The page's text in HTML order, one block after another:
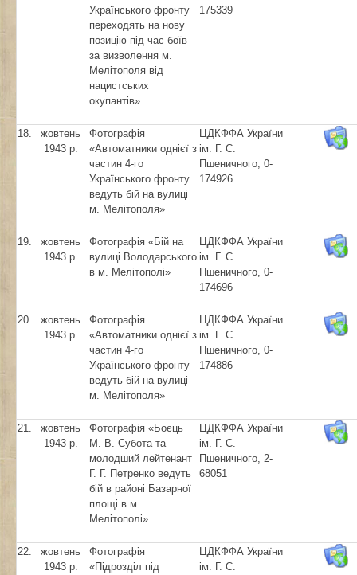
Українського фронту
переходять на нову
позицію під час боїв
за визволення м.
Мелітополя від
нацистських
окупантів»
175339
18.
жовтень
1943 р.
Фотографія
«Автоматники однієї з
частин 4-го
Українського фронту
ведуть бій на вулиці
м. Мелітополя»
ЦДКФФА України
ім. Г. С.
Пшеничного, 0-
174926
19.
жовтень
1943 р.
Фотографія «Бій на
вулиці Володарського
в м. Мелітополі»
ЦДКФФА України
ім. Г. С.
Пшеничного, 0-
174696
20.
жовтень
1943 р.
Фотографія
«Автоматники однієї з
частин 4-го
Українського фронту
ведуть бій на вулиці
м. Мелітополя»
ЦДКФФА України
ім. Г. С.
Пшеничного, 0-
174886
21.
жовтень
1943 р.
Фотографія «Боєць
М. В. Субота та
молодший лейтенант
Г. Г. Петренко ведуть
бій в районі Базарної
площі в м.
Мелітополі»
ЦДКФФА України
ім. Г. С.
Пшеничного, 2-
68051
22.
жовтень
1943 р.
Фотографія
«Підрозділ під
ЦДКФФА України
ім. Г. С.